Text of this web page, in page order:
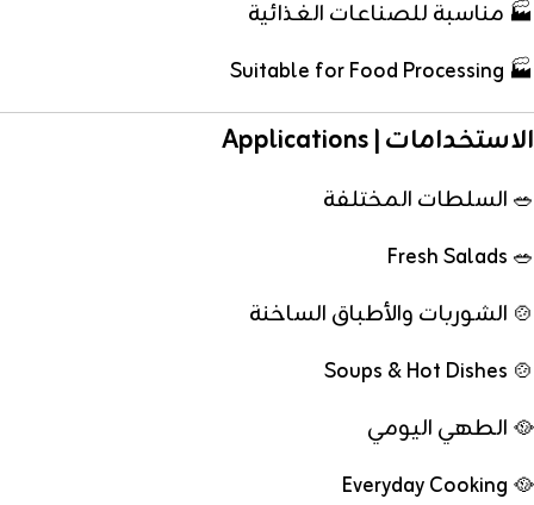
🏭 مناسبة للصناعات الغذائية
🏭 Suitable for Food Processing
الاستخدامات | Applications
🥗 السلطات المختلفة
🥗 Fresh Salads
🍲 الشوربات والأطباق الساخنة
🍲 Soups & Hot Dishes
🥘 الطهي اليومي
🥘 Everyday Cooking